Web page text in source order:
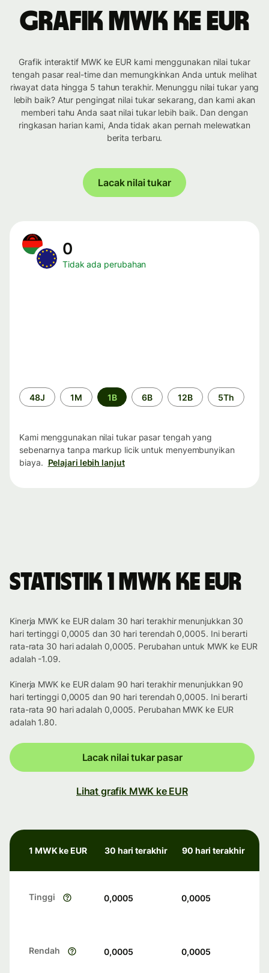
Grafik MWK ke EUR
Grafik interaktif MWK ke EUR kami menggunakan nilai tukar
tengah pasar real-time dan memungkinkan Anda untuk melihat
riwayat data hingga 5 tahun terakhir. Menunggu nilai tukar yang
lebih baik? Atur pengingat nilai tukar sekarang, dan kami akan
memberi tahu Anda saat nilai tukar lebih baik. Dan dengan
ringkasan harian kami, Anda tidak akan pernah melewatkan
berita terbaru.
Lacak nilai tukar
0
Tidak ada perubahan
Periode
waktu
48J 1M 1B 6B 12B 5Th
Kami menggunakan nilai tukar pasar tengah yang
sebenarnya tanpa markup licik untuk menyembunyikan
biaya. Pelajari lebih lanjut
Statistik 1 MWK ke EUR
Kinerja MWK ke EUR dalam 30 hari terakhir menunjukkan 30
hari tertinggi 0,0005 dan 30 hari terendah 0,0005. Ini berarti
rata-rata 30 hari adalah 0,0005. Perubahan untuk MWK ke EUR
adalah -1.09.
Kinerja MWK ke EUR dalam 90 hari terakhir menunjukkan 90
hari tertinggi 0,0005 dan 90 hari terendah 0,0005. Ini berarti
rata-rata 90 hari adalah 0,0005. Perubahan MWK ke EUR
adalah 1.80.
Lacak nilai tukar pasar
Lihat grafik MWK ke EUR
1 MWK ke EUR 30 hari terakhir 90 hari terakhir
Tinggi 0,0005 0,0005
Rendah 0,0005 0,0005